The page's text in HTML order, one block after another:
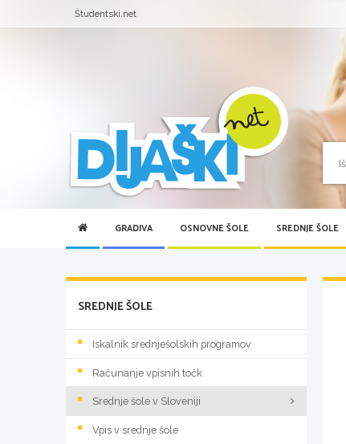
Študentski.net
GRADIVA OSNOVNE ŠOLE SREDNJE ŠOLE
SREDNJE ŠOLE
Iskalnik srednješolskih programov
Računanje vpisnih točk
Srednje šole v Sloveniji
Vpis v srednje šole